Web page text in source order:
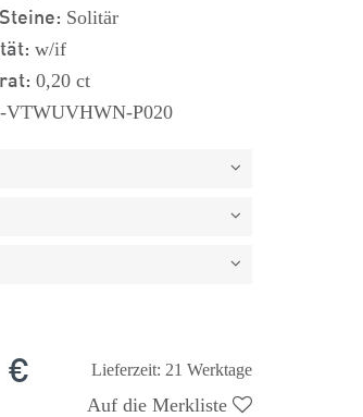
Solitär
w/if
0,20 ct
VTWUVHWN-P020
Lieferzeit: 21 Werktage
€
Auf die Merkliste